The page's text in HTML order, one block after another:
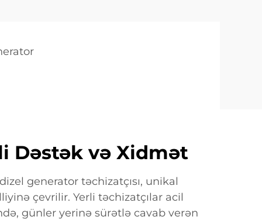
Dəstək və Xidmət
generator təchizatçısı, unikal
çevrilir. Yerli təchizatçılar acil
günler yerinə sürətlə cavab verən